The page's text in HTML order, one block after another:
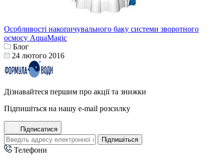
Особливості накопичувального баку системи зворотного
осмосу AquaMagic
Блог
24 лютого 2016
Дізнавайтеся першим про акції та знижки
Підпишіться на нашу e-mail розсилку
Підписатися
Підпишіться
Телефони